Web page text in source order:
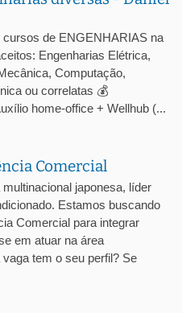
cursos de ENGENHARIAS na
Engenharias Elétrica,
Computação,
ou correlatas 💰
home-office + Wellhub (...
Comercial
japonesa, líder
Estamos buscando
Comercial para integrar
em atuar na área
tem o seu perfil? Se